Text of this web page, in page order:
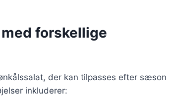
forskellige
der kan tilpasses efter sæson
inkluderer: